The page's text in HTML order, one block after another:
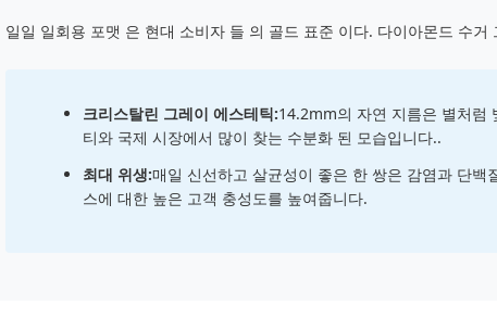
일일 일회용 포맷 은 현대 소비자 들 의 골드 표준 이다. 다이아몬드 수
크리스탈린 그레이 에스테틱:14.2mm의 자연 지름은 별처럼
티와 국제 시장에서 많이 찾는 수분화 된 모습입니다..
최대 위생:매일 신선하고 살균성이 좋은 한 쌍은 감염과 단
스에 대한 높은 고객 충성도를 높여줍니다.